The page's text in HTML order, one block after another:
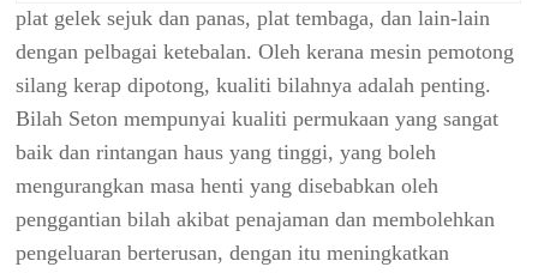
plat gelek sejuk dan panas, plat tembaga, dan lain-lain
dengan pelbagai ketebalan. Oleh kerana mesin pemotong
silang kerap dipotong, kualiti bilahnya adalah penting.
Bilah Seton mempunyai kualiti permukaan yang sangat
baik dan rintangan haus yang tinggi, yang boleh
mengurangkan masa henti yang disebabkan oleh
penggantian bilah akibat penajaman dan membolehkan
pengeluaran berterusan, dengan itu meningkatkan